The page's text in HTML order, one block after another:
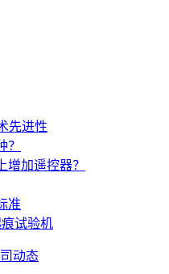
先进性
增加遥控器？
准
试验机
动态